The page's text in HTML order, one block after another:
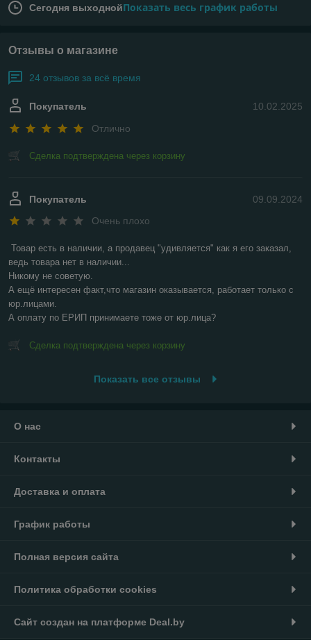
Сегодня выходнойПоказать весь график работы
Отзывы о магазине
24 отзывов за всё время
10.02.2025
Покупатель
Отлично
Сделка подтверждена через корзину
09.09.2024
Покупатель
Очень плохо
Товар есть в наличии, а продавец "удивляется" как я его заказал,
ведь товара нет в наличии...
Никому не советую.
А ещё интересен факт,что магазин оказывается, работает только с
юр.лицами.
А оплату по ЕРИП принимаете тоже от юр.лица?
Сделка подтверждена через корзину
Показать все отзывы
О нас
Контакты
Доставка и оплата
График работы
Полная версия сайта
Политика обработки cookies
Сайт создан на платформе Deal.by